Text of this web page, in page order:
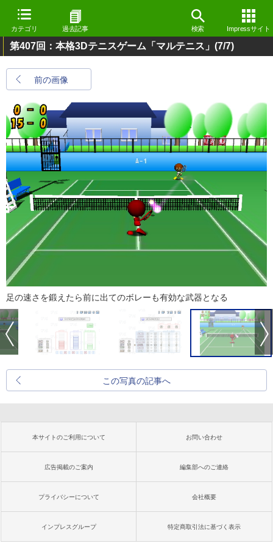
カテゴリ 過去記事 検索 Impressサイト
第407回：本格3Dテニスゲーム「マルテニス」 (7/7)
前の画像
足の速さを鍛えたら前に出てのボレーも有効な武器となる
この写真の記事へ
本サイトのご利用について お問い合わせ
広告掲載のご案内 編集部へのご連絡
プライバシーについて 会社概要
インプレスグループ 特定商取引法に基づく表示